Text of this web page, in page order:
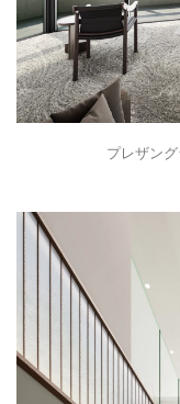
プレザン